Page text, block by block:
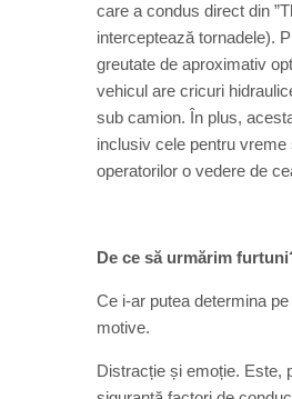
care a condus direct din
interceptează tornadele).
greutate de aproximativ
vehicul are cricuri
sub camion. În plus,
inclusiv cele pentru
operatorilor o vedere de
De ce să urmărim
Ce i-ar putea determina
motive.
Distracție și emoție. Este,